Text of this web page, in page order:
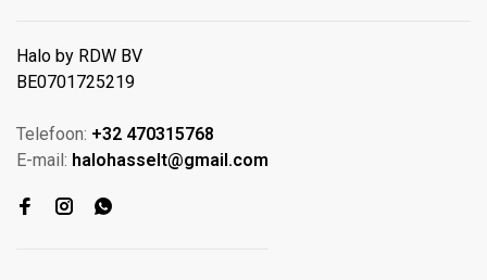
Halo by RDW BV
BE0701725219
Telefoon: +32 470315768
E-mail: halohasselt@gmail.com